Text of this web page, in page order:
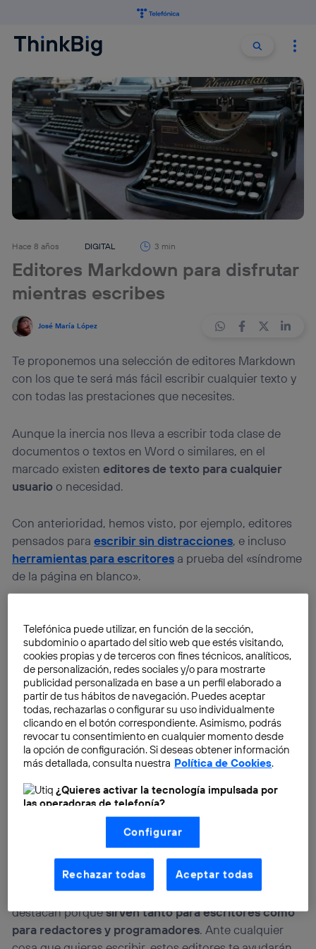
Buscar
Hace 8 años DIGITAL 3 min
Editores Markdown para disfrutar
mientras escribes
José María López
Te proponemos una selección de editores Markdown
con los que te será más fácil escribir cualquier texto y
con todas las prestaciones que necesites.
Aunque la inercia nos lleva a escribir toda clase de
documentos o textos en Word o similares, en el
marcado existeneditores de texto para cualquier
usuarioo necesidad.
Con anterioridad, hemos visto, por ejemplo, editores
pensados paraescribir sin distracciones, e incluso
herramientas para escritores a prueba del «síndrome
de la página en blanco».
editores Markdownson otro tipo de
herramientas para la creación y edición de textos que
destacan porquesirven tanto para escritores como
para redactores y programadores. Ante cualquier
Telefónica puede utilizar, en función de la sección,
subdominio o apartado del sitio web que estés visitando,
cookies propias y de terceros con fines técnicos, analíticos,
de personalización, redes sociales y/o para mostrarte
publicidad personalizada en base a un perfil elaborado a
partir de tus hábitos de navegación. Puedes aceptar
todas, rechazarlas o configurar su uso individualmente
clicando en el botón correspondiente. Asimismo, podrás
revocar tu consentimiento en cualquier momento desde
la opción de configuración. Si deseas obtener información
más detallada, consulta nuestra Política de Cookies.
¿Quieres activar la tecnología impulsada por
las operadoras de telefonía?
Nosotros, Telefónica S.A., utilizamos la tecnología Utiq para
realizar nuestras acciones de marketing digital o análisis
(como se describe en este aviso de consentimiento)
basadas en tu navegación en nuestra(s) web(s)
aquí(solo cuando utilizas una conexión a
internet habilitada , proporcionada por una de las
operadoras de telefonía participantes, y otorgas tu
La tecnología Utiq está diseñada con la privacidad como
prioridad ofreciéndote elección y control.
Configurar
Rechazar todas Aceptar todas